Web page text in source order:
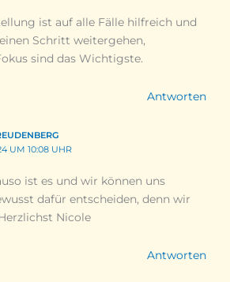
ist auf alle Fälle hilfreich und
Schritt weitergehen,
sind das Wichtigste.
Antworten
UM 10:08 UHR
ist es und wir können uns
dafür entscheiden, denn wir
Nicole
Antworten